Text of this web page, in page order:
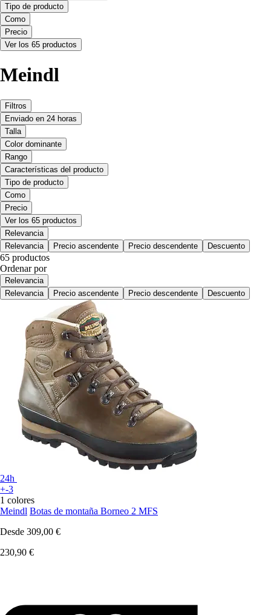
Tipo de producto
Como
Precio
Ver los 65 productos
Meindl
Filtros
Enviado en 24 horas
Talla
Color dominante
Rango
Características del producto
Tipo de producto
Como
Precio
Ver los 65 productos
Relevancia
Relevancia
Precio ascendente Precio descendente Descuento
65 productos
Ordenar por
Relevancia
Relevancia
Precio ascendente Precio descendente Descuento
24h
+-3
1 colores
Meindl Botas de montaña Borneo 2 MFS
Desde 309,00 €
230,90 €